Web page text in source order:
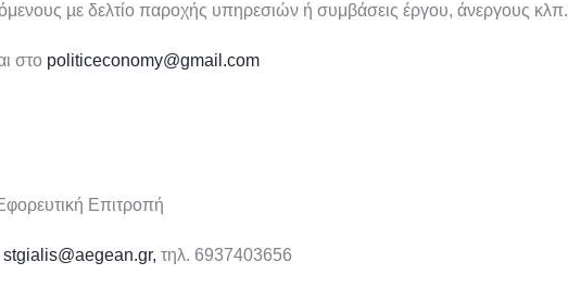
µε δελτίο παροχής υπηρεσιών ή συμβάσεις έργου, άνεργους κλπ.
στο politiceconomy@gmail.com
Επιτροπή
stgialis@aegean.gr, τηλ. 6937403656